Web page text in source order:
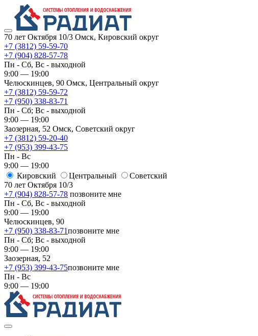
70 лет Октября 10/3 Омск, Кировский округ
+7 (3812) 59-59-70
+7 (904) 828-57-78
Пн - Сб, Вс - выходной
9:00 — 19:00
Челюскинцев, 90 Омск, ​Центральный округ
+7 (3812) 59-59-72
+7 (950) 338-83-71
Пн - Сб; Вс - выходной
9:00 — 19:00
Заозерная, 52 Омск, ​Советский округ
+7 (3812) 59-20-40
+7 (953) 399-43-75
Пн - Вс
9:00 — 19:00
Кировский
​Центральный
​Советский
70 лет Октября 10/3
+7 (904) 828-57-78 позвоните мне
Пн - Сб, Вс - выходной
9:00 — 19:00
Челюскинцев, 90
+7 (950) 338-83-71позвоните мне
Пн - Сб; Вс - выходной
9:00 — 19:00
Заозерная, 52
+7 (953) 399-43-75позвоните мне
Пн - Вс
9:00 — 19:00